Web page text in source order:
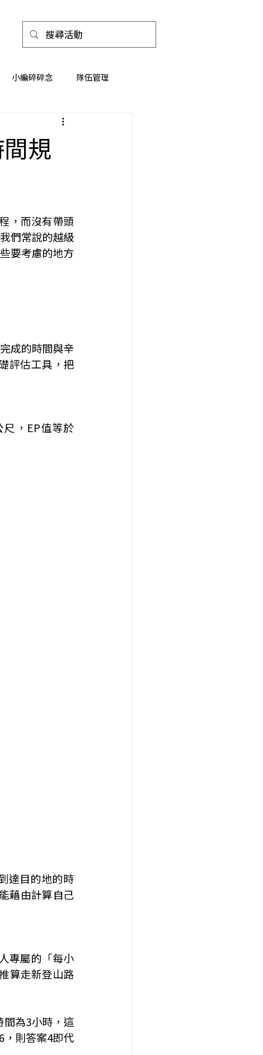
小編碎碎念 隊伍管理
規
，而沒有帶頭
們常說的越級
要考慮的地方
成的時間與辛
評估工具，把
，EP值等於
達目的地的時
藉由計算自己
專屬的「每小
算走新登山路
間為3小時，這
，則答案4即代